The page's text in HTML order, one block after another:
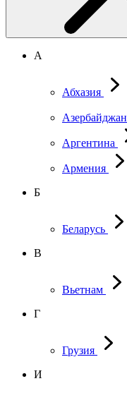
А
Абхазия
Азербайджан
Аргентина
Армения
Б
Беларусь
В
Вьетнам
Г
Грузия
И